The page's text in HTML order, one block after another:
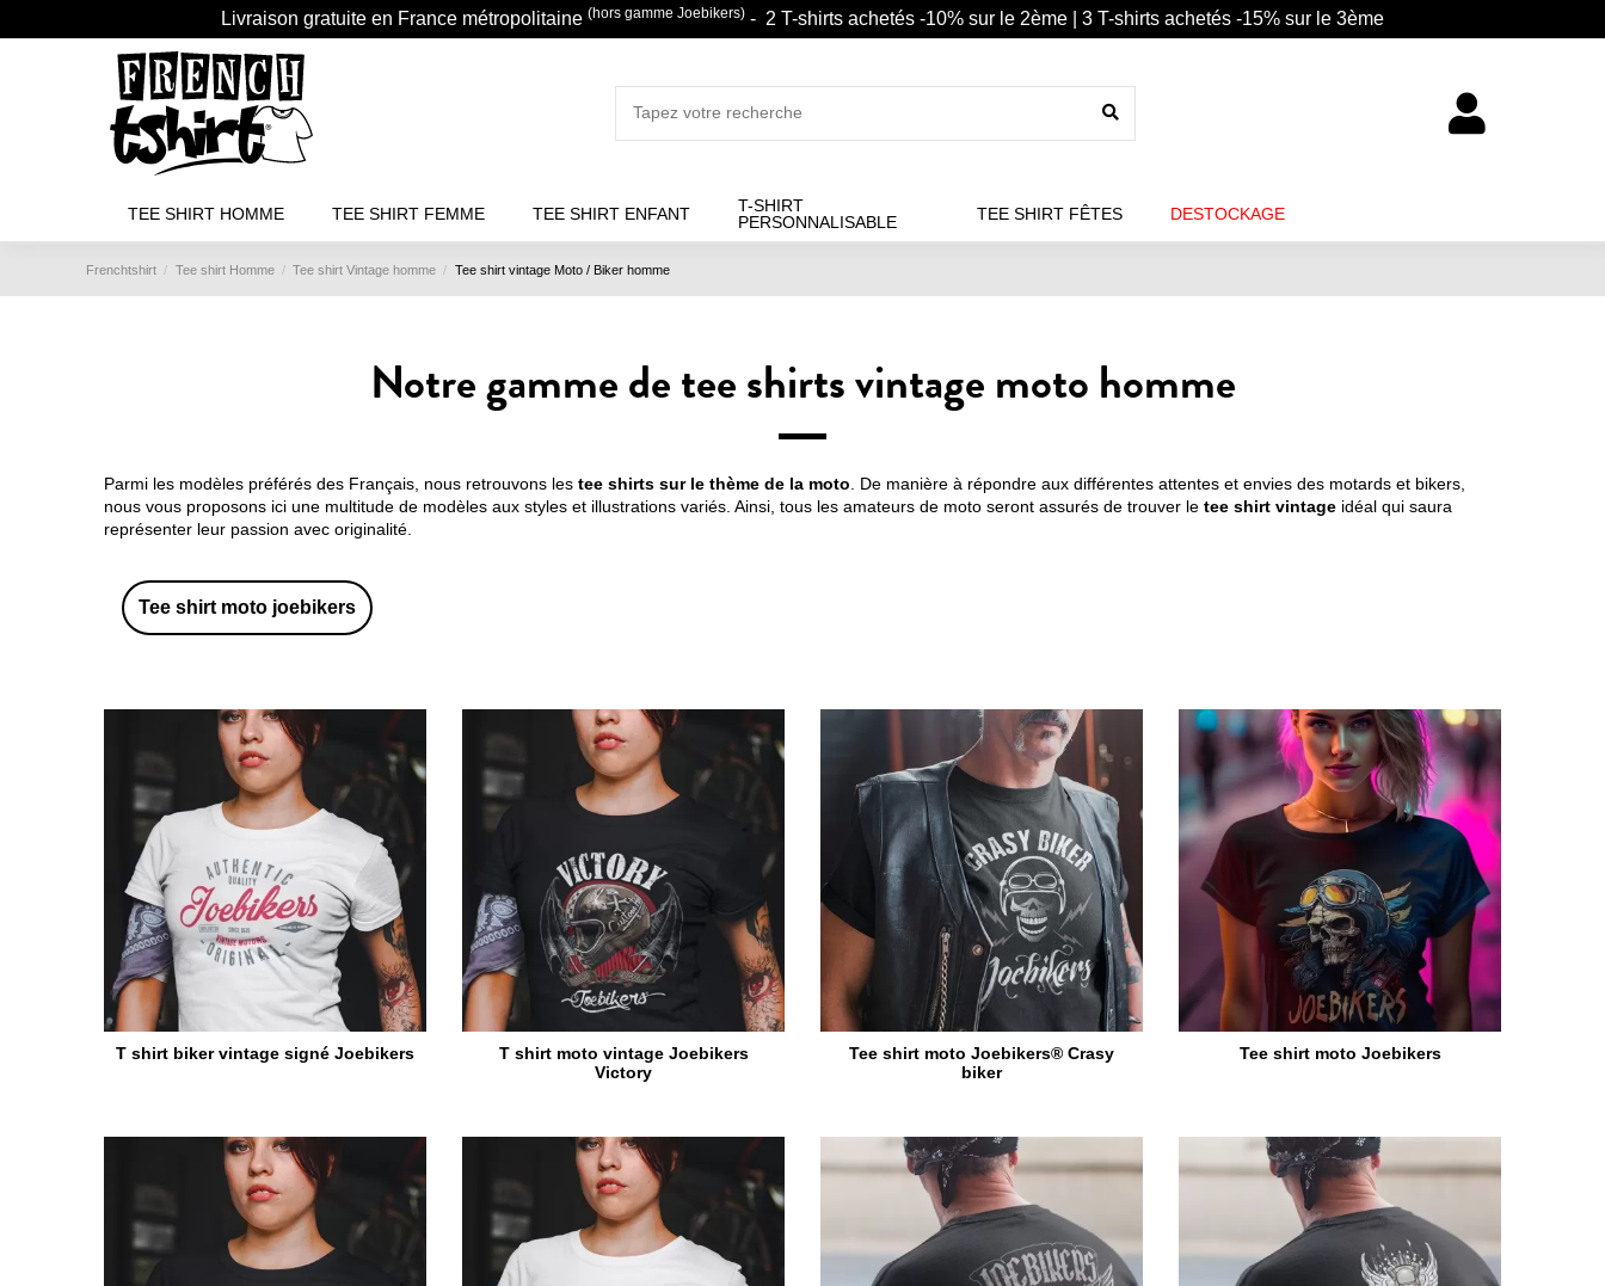
Livraison gratuite en France métropolitaine (hors gamme Joebikers) - 2 T-shirts achetés -10% sur le 2ème | 3 T-shirts achetés -15% sur le 3ème
TEE SHIRT HOMME TEE SHIRT FEMME TEE SHIRT ENFANT
T-SHIRT
PERSONNALISABLE
TEE SHIRT FÊTES DESTOCKAGE
Frenchtshirt Tee shirt Homme Tee shirt Vintage homme Tee shirt vintage Moto / Biker homme
Notre gamme de tee shirts vintage moto homme
Parmi les modèles préférés des Français, nous retrouvons les tee shirts sur le thème de la moto . De manière à répondre aux différentes attentes et envies des motards et bikers,
nous vous proposons ici une multitude de modèles aux styles et illustrations variés. Ainsi, tous les amateurs de moto seront assurés de trouver le tee shirt vintage idéal qui saura
représenter leur passion avec originalité.
Tee shirt moto joebikers
T shirt biker vintage signé Joebikers
T shirt moto vintage Joebikers
Victory
Tee shirt moto Joebikers® Crasy
biker
Tee shirt moto Joebikers